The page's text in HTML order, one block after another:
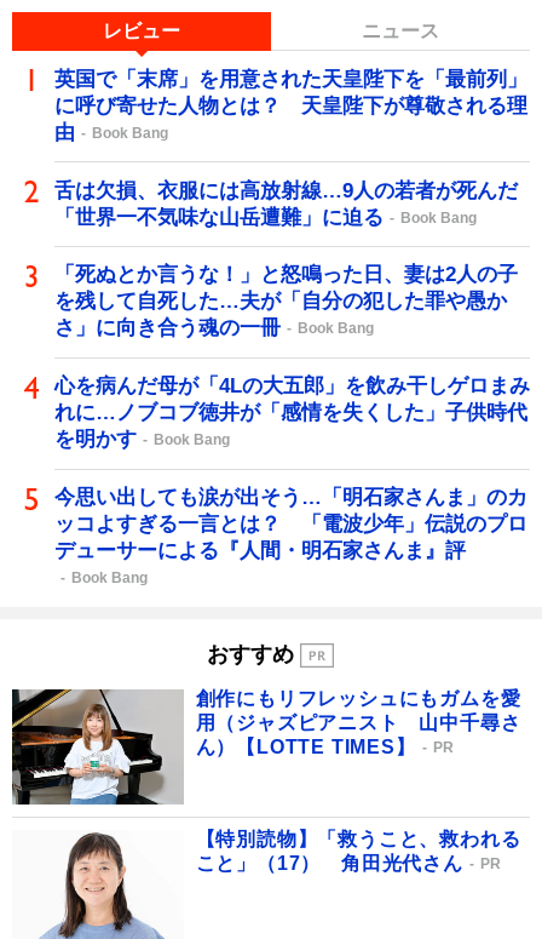
レビュー ニュース
英国で「末席」を用意された天皇陛下を「最前列」
に呼び寄せた人物とは？ 天皇陛下が尊敬される理
由
Book Bang
舌は欠損、衣服には高放射線…9人の若者が死んだ
「世界一不気味な山岳遭難」に迫る
Book Bang
「死ぬとか言うな！」と怒鳴った日、妻は2人の子
を残して自死した…夫が「自分の犯した罪や愚か
さ」に向き合う魂の一冊
Book Bang
心を病んだ母が「4Lの大五郎」を飲み干しゲロまみ
れに…ノブコブ徳井が「感情を失くした」子供時代
を明かす
Book Bang
今思い出しても涙が出そう…「明石家さんま」のカ
ッコよすぎる一言とは？ 「電波少年」伝説のプロ
デューサーによる『人間・明石家さんま』評
Book Bang
おすすめ
創作にもリフレッシュにもガムを愛
用（ジャズピアニスト 山中千尋さ
ん）【LOTTE TIMES】
PR
【特別読物】「救うこと、救われる
こと」（17） 角田光代さん
PR